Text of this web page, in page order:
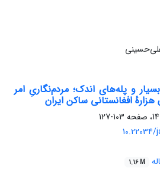
علی‌حسینی
و پله‌های اندک؛ مردم‌نگاریِ امر
افغانستانی ساکن ایران
103-127
10.22034/
1.16 M